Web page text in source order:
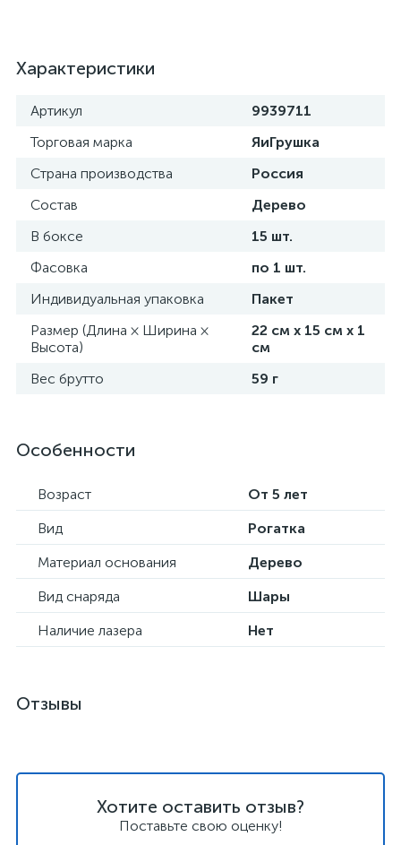
Характеристики
Артикул
9939711
Торговая марка
ЯиГрушка
Страна производства
Россия
Состав
Дерево
В боксе
15 шт.
Фасовка
по 1 шт.
Индивидуальная упаковка
Пакет
Размер (Длина × Ширина ×
Высота)
22 см х 15 см х 1
см
Вес брутто
59 г
Особенности
Возраст
От 5 лет
Вид
Рогатка
Материал основания
Дерево
Вид снаряда
Шары
Наличие лазера
Нет
Отзывы
Хотите оставить отзыв?
Поставьте свою оценку!